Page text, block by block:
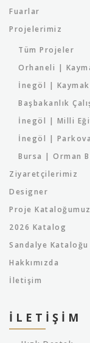
Fuarlar
Projelerimiz
Tüm Projeler
Orhaneli |
İnegöl |
Başbakanlık
İnegöl | Milli
İnegöl |
Bursa | Orman
Ziyaretçilerimiz
Designer
Proje Kataloğumuz
2026 Katalog
Sandalye Kataloğu
Hakkımızda
İletişim
İLETIŞIM